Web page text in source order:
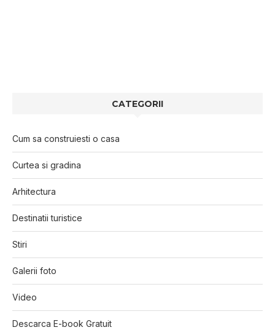
CATEGORII
Cum sa construiesti o casa
Curtea si gradina
Arhitectura
Destinatii turistice
Stiri
Galerii foto
Video
Descarca E-book Gratuit